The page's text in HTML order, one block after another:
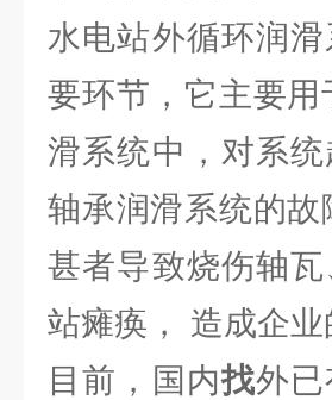
水电站外循环润
要环节，它主要
滑系统中，对系统
轴承润滑系统的
甚者导致烧伤轴瓦
站瘫痪， 造成企
目前，国内找外